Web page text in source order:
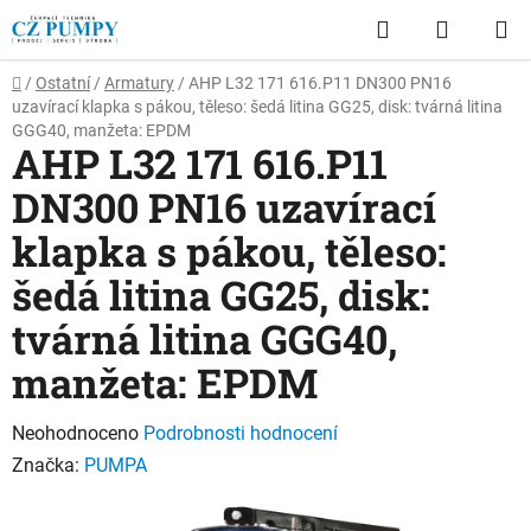
Přejít
na
obsah
Hledat
KOŠÍK
Domů
/ Ostatní / Armatury / AHP L32 171 616.P11 DN300 PN16
uzavírací klapka s pákou, těleso: šedá litina GG25, disk: tvárná litina
GGG40, manžeta: EPDM
AHP L32 171 616.P11
DN300 PN16 uzavírací
klapka s pákou, těleso:
šedá litina GG25, disk:
tvárná litina GGG40,
manžeta: EPDM
Průměrné
hodnocení
Neohodnoceno Podrobnosti hodnocení
Značka: PUMPA